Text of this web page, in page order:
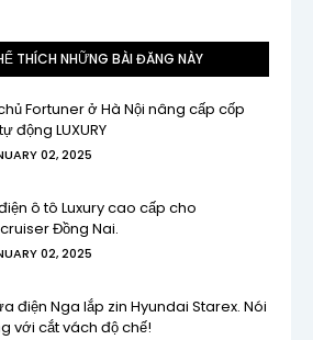
THÍCH NHỮNG BÀI ĐĂNG NÀY
Fortuner ở Hà Nội nâng cấp cốp
động LUXURY
02, 2025
ô tô Luxury cao cấp cho
Đồng Nai.
02, 2025
điện Nga lắp zin Hyundai Starex. Nói
với cắt vách độ chế!